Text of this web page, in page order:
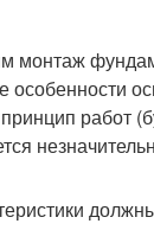
монтаж
особенности
работ